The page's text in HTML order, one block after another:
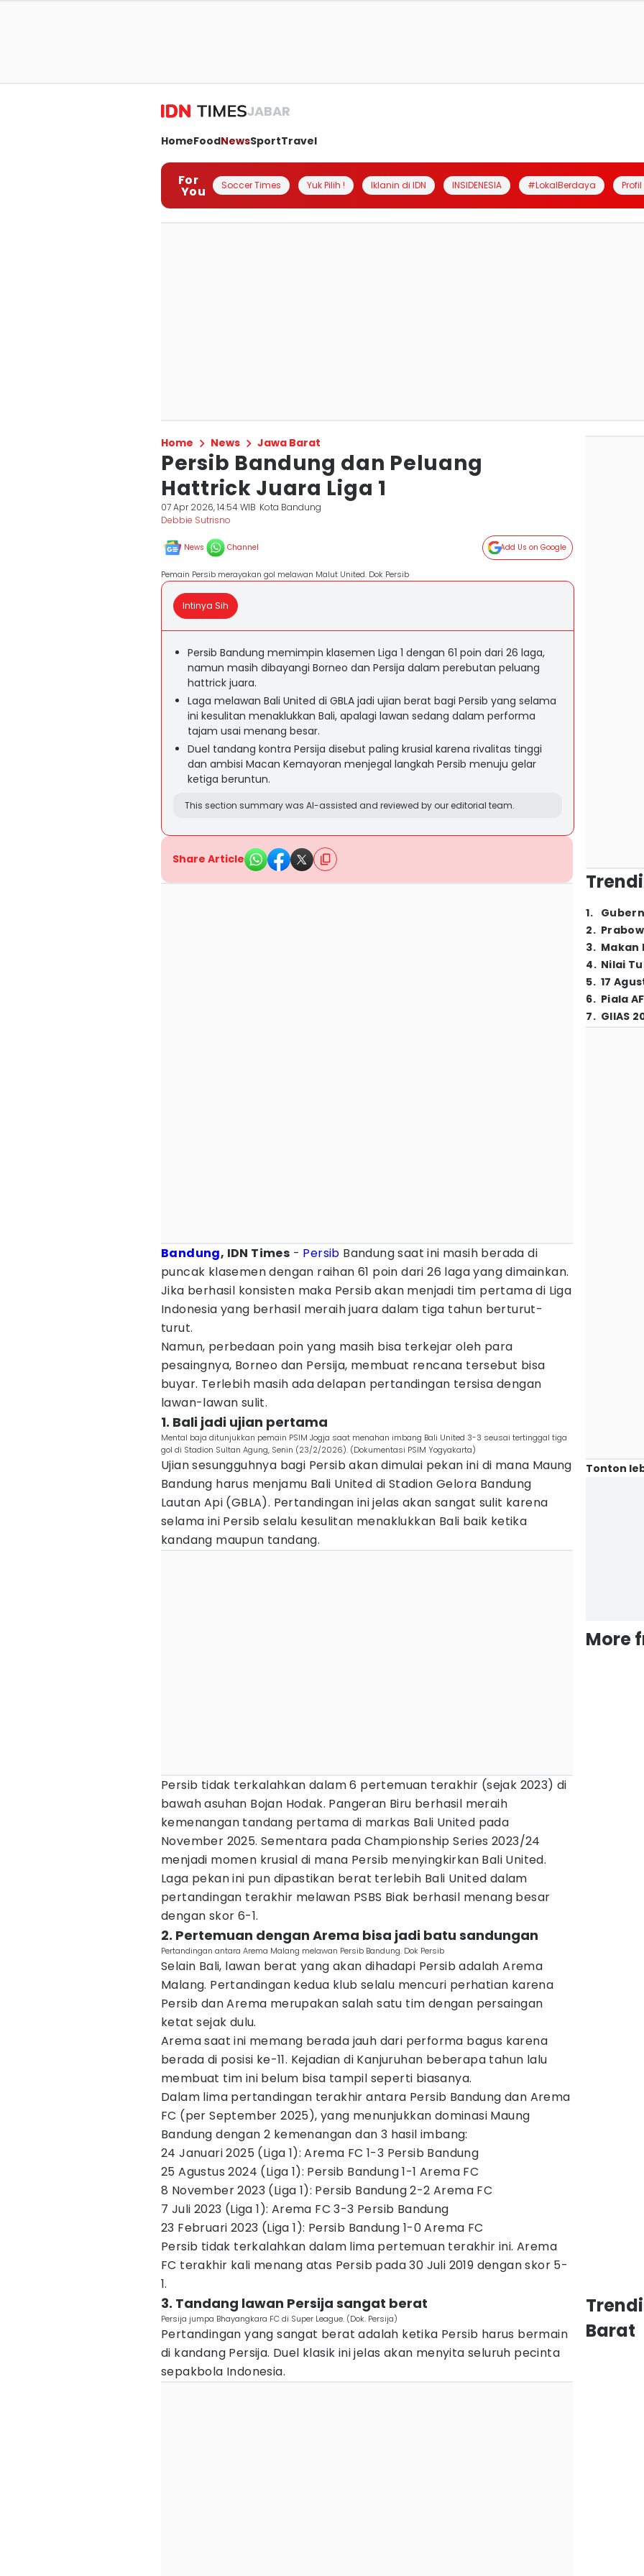
JABAR
HomeFoodNewsSportTravel
For
You Soccer Times Yuk Pilih ! Iklanin di IDN INSIDENESIA #LokalBerdaya
Home News Jawa Barat
Persib Bandung dan Peluang
Hattrick Juara Liga 1
07 Apr 2026, 14:54 WIB Kota Bandung
Debbie Sutrisno
News Channel Add Us on Google
Pemain Persib merayakan gol melawan Malut United. Dok Persib
Intinya Sih
Persib Bandung memimpin klasemen Liga 1 dengan 61 poin dari 26 laga,
namun masih dibayangi Borneo dan Persija dalam perebutan peluang
hattrick juara.
Laga melawan Bali United di GBLA jadi ujian berat bagi Persib yang selama
ini kesulitan menaklukkan Bali, apalagi lawan sedang dalam performa
tajam usai menang besar.
Duel tandang kontra Persija disebut paling krusial karena rivalitas tinggi
dan ambisi Macan Kemayoran menjegal langkah Persib menuju gelar
ketiga beruntun.
This section summary was AI-assisted and reviewed by our editorial team.
Share Article
Bandung, IDN Times - Persib Bandung saat ini masih berada di
puncak klasemen dengan raihan 61 poin dari 26 laga yang dimainkan.
Jika berhasil konsisten maka Persib akan menjadi tim pertama di Liga
Indonesia yang berhasil meraih juara dalam tiga tahun berturut-
turut.
Namun, perbedaan poin yang masih bisa terkejar oleh para
pesaingnya, Borneo dan Persija, membuat rencana tersebut bisa
buyar. Terlebih masih ada delapan pertandingan tersisa dengan
lawan-lawan sulit.
1. Bali jadi ujian pertama
Mental baja ditunjukkan pemain PSIM Jogja saat menahan imbang Bali United 3-3 seusai tertinggal tiga
gol di Stadion Sultan Agung, Senin (23/2/2026). (Dokumentasi PSIM Yogyakarta)
Ujian sesungguhnya bagi Persib akan dimulai pekan ini di mana Maung
Bandung harus menjamu Bali United di Stadion Gelora Bandung
Lautan Api (GBLA). Pertandingan ini jelas akan sangat sulit karena
selama ini Persib selalu kesulitan menaklukkan Bali baik ketika
kandang maupun tandang.
Persib tidak terkalahkan dalam 6 pertemuan terakhir (sejak 2023) di
bawah asuhan Bojan Hodak. Pangeran Biru berhasil meraih
kemenangan tandang pertama di markas Bali United pada
November 2025. Sementara pada Championship Series 2023/24
menjadi momen krusial di mana Persib menyingkirkan Bali United.
Laga pekan ini pun dipastikan berat terlebih Bali United dalam
pertandingan terakhir melawan PSBS Biak berhasil menang besar
dengan skor 6-1.
2. Pertemuan dengan Arema bisa jadi batu sandungan
Pertandingan antara Arema Malang melawan Persib Bandung. Dok Persib
Selain Bali, lawan berat yang akan dihadapi Persib adalah Arema
Malang. Pertandingan kedua klub selalu mencuri perhatian karena
Persib dan Arema merupakan salah satu tim dengan persaingan
ketat sejak dulu.
Arema saat ini memang berada jauh dari performa bagus karena
berada di posisi ke-11. Kejadian di Kanjuruhan beberapa tahun lalu
membuat tim ini belum bisa tampil seperti biasanya.
Dalam lima pertandingan terakhir antara Persib Bandung dan Arema
FC (per September 2025), yang menunjukkan dominasi Maung
Bandung dengan 2 kemenangan dan 3 hasil imbang:
24 Januari 2025 (Liga 1): Arema FC 1-3 Persib Bandung
25 Agustus 2024 (Liga 1): Persib Bandung 1-1 Arema FC
8 November 2023 (Liga 1): Persib Bandung 2-2 Arema FC
7 Juli 2023 (Liga 1): Arema FC 3-3 Persib Bandung
23 Februari 2023 (Liga 1): Persib Bandung 1-0 Arema FC
Persib tidak terkalahkan dalam lima pertemuan terakhir ini. Arema
FC terakhir kali menang atas Persib pada 30 Juli 2019 dengan skor 5-
1.
3. Tandang lawan Persija sangat berat
Persija jumpa Bhayangkara FC di Super League. (Dok. Persija)
Pertandingan yang sangat berat adalah ketika Persib harus bermain
di kandang Persija. Duel klasik ini jelas akan menyita seluruh pecinta
sepakbola Indonesia.
1.
2.
3. Makan
4. Nilai
5. 17
6. Piala
7. GIIAS
Tonton
More
Barat